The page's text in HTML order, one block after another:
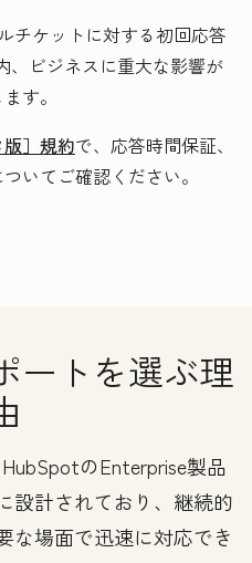
チケットに対する初回応答
、ビジネスに重大な影響が
す。
］規約で、応答時間保証、
いてご確認ください。
ートを選ぶ理
のEnterprise製品
設計されており、継続的
な場面で迅速に対応でき